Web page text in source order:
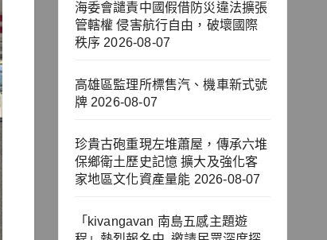
海委會譴責中國假借防災違法擴張
管轄權 侵害航行自由，破壞國際
秩序 2026-08-07
高雄區監理所標售汽、機車新式號
牌 2026-08-07
珍貴古砲重現左堆蕭屋，傳承六堆
保鄉衛土歷史記憶 擴大及強化客
家地區文化資產量能 2026-08-07
「kivangavan 南島五感主題遊